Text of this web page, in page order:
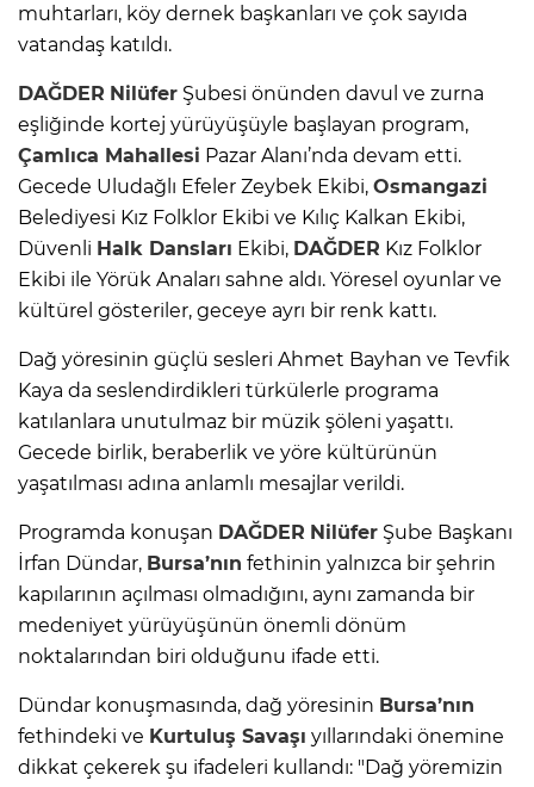
muhtarları, köy dernek başkanları ve çok sayıda
vatandaş katıldı.
DAĞDER Nilüfer Şubesi önünden davul ve zurna
eşliğinde kortej yürüyüşüyle başlayan program,
Çamlıca Mahallesi Pazar Alanı’nda devam etti.
Gecede Uludağlı Efeler Zeybek Ekibi, Osmangazi
Belediyesi Kız Folklor Ekibi ve Kılıç Kalkan Ekibi,
Düvenli Halk Dansları Ekibi, DAĞDER Kız Folklor
Ekibi ile Yörük Anaları sahne aldı. Yöresel oyunlar ve
kültürel gösteriler, geceye ayrı bir renk kattı.
Dağ yöresinin güçlü sesleri Ahmet Bayhan ve Tevfik
Kaya da seslendirdikleri türkülerle programa
katılanlara unutulmaz bir müzik şöleni yaşattı.
Gecede birlik, beraberlik ve yöre kültürünün
yaşatılması adına anlamlı mesajlar verildi.
Programda konuşan DAĞDER Nilüfer Şube Başkanı
İrfan Dündar, Bursa’nın fethinin yalnızca bir şehrin
kapılarının açılması olmadığını, aynı zamanda bir
medeniyet yürüyüşünün önemli dönüm
noktalarından biri olduğunu ifade etti.
Dündar konuşmasında, dağ yöresinin Bursa’nın
fethindeki ve Kurtuluş Savaşı yıllarındaki önemine
dikkat çekerek şu ifadeleri kullandı: "Dağ yöremizin